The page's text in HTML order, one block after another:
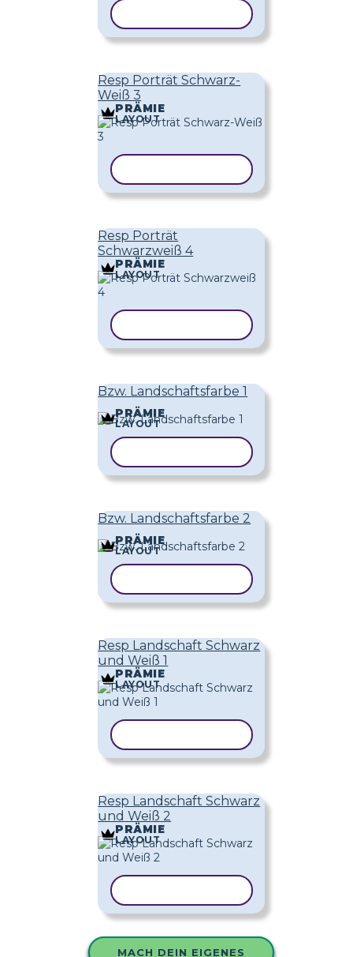
Resp Porträt Schwarz-
Weiß 3
PRÄMIE
LAYOUT
Resp Porträt
Schwarzweiß 4
PRÄMIE
LAYOUT
Bzw. Landschaftsfarbe 1
PRÄMIE
LAYOUT
Bzw. Landschaftsfarbe 2
PRÄMIE
LAYOUT
Resp Landschaft Schwarz
und Weiß 1
PRÄMIE
LAYOUT
Resp Landschaft Schwarz
und Weiß 2
PRÄMIE
LAYOUT
MACH DEIN EIGENES